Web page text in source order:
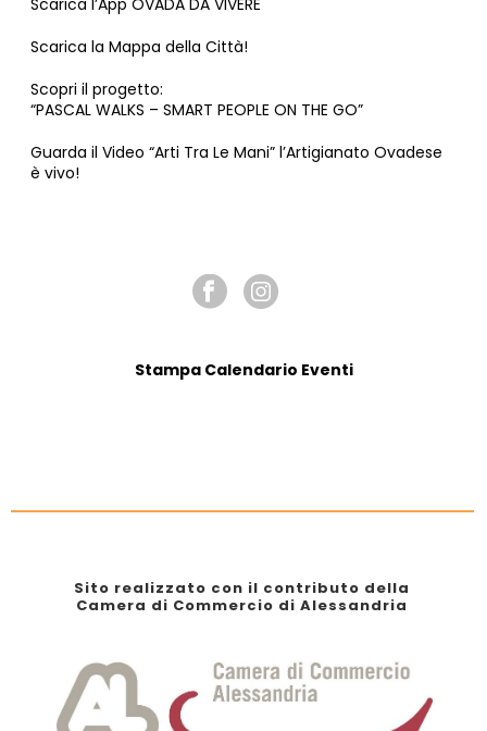
Scarica la Mappa della Città!
Scopri il progetto:
“PASCAL WALKS – SMART PEOPLE ON THE GO”
Guarda il Video “Arti Tra Le Mani” l’Artigianato Ovadese
è vivo!
Stampa Calendario Eventi
Sito realizzato con il contributo della
Camera di Commercio di Alessandria